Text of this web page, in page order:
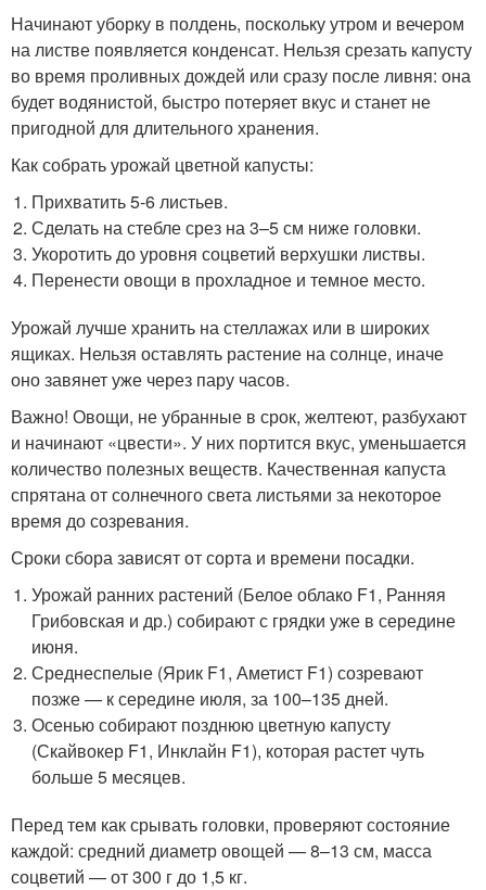
Начинают уборку в полдень, поскольку утром и вечером
на листве появляется конденсат. Нельзя срезать капусту
во время проливных дождей или сразу после ливня: она
будет водянистой, быстро потеряет вкус и станет не
пригодной для длительного хранения.
Как собрать урожай цветной капусты:
Прихватить 5-6 листьев.
Сделать на стебле срез на 3–5 см ниже головки.
Укоротить до уровня соцветий верхушки листвы.
Перенести овощи в прохладное и темное место.
Урожай лучше хранить на стеллажах или в широких
ящиках. Нельзя оставлять растение на солнце, иначе
оно завянет уже через пару часов.
Важно! Овощи, не убранные в срок, желтеют, разбухают
и начинают «цвести». У них портится вкус, уменьшается
количество полезных веществ. Качественная капуста
спрятана от солнечного света листьями за некоторое
время до созревания.
Сроки сбора зависят от сорта и времени посадки.
Урожай ранних растений (Белое облако F1, Ранняя
Грибовская и др.) собирают с грядки уже в середине
июня.
Среднеспелые (Ярик F1, Аметист F1) созревают
позже — к середине июля, за 100–135 дней.
Осенью собирают позднюю цветную капусту
(Скайвокер F1, Инклайн F1), которая растет чуть
больше 5 месяцев.
Перед тем как срывать головки, проверяют состояние
каждой: средний диаметр овощей — 8–13 см, масса
соцветий — от 300 г до 1,5 кг.